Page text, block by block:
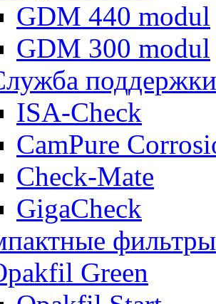
GDM 440 modul
GDM 300 modul
поддержки
ISA-Check
CamPure
Check-Mate
GigaCheck
фильтры
Green